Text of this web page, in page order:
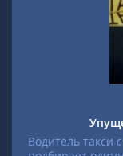
Водитель такси